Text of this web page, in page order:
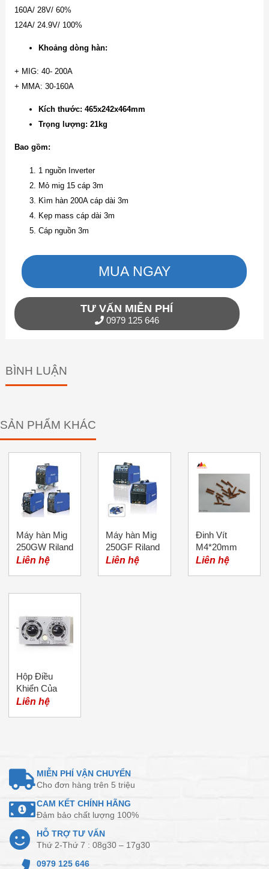
160A/ 28V/ 60%
124A/ 24.9V/ 100%
Khoảng dòng hàn:
+ MIG: 40- 200A
+ MMA: 30-160A
Kích thước: 465x242x464mm
Trọng lượng: 21kg
Bao gồm:
1 nguồn Inverter
Mỏ mig 15 cáp 3m
Kìm hàn 200A cáp dài 3m
Kẹp mass cáp dài 3m
Cáp nguồn 3m
MUA NGAY
TƯ VẤN MIỄN PHÍ
0979 125 646
BÌNH LUẬN
SẢN PHẨM KHÁC
Máy hàn Mig
250GW Riland
Liên hệ
Máy hàn Mig
250GF Riland
Liên hệ
Đinh Vít
M4*20mm
Liên hệ
Hộp Điều
Khiển Của
Đầu Cấp Dây
Liên hệ
MIỄN PHÍ VẬN CHUYỂN
Cho đơn hàng trên 5 triệu
CAM KẾT CHÍNH HÃNG
Đảm bảo chất lượng 100%
HỖ TRỢ TƯ VẤN
Thứ 2-Thứ 7 : 08g30 – 17g30
0979 125 646